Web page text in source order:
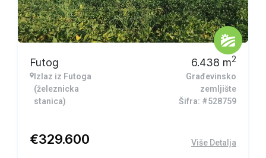
Futog
Izlaz iz Futoga
(železnicka
stanica)
6.438 m2
Građevinsko
zemljište
Šifra: #528759
€329.600 Više Detalja